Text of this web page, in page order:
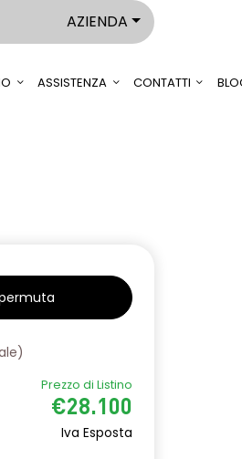
AZIENDA
ASSISTENZA CONTATTI
)
Prezzo di Listino
€28.100
Iva Esposta